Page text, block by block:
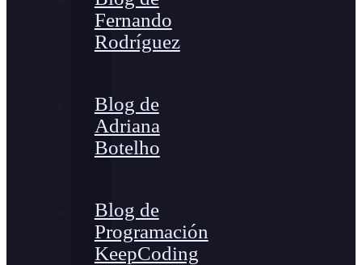
Fernando
Rodríguez
Blog de
Adriana
Botelho
Blog de
Programación
KeepCoding